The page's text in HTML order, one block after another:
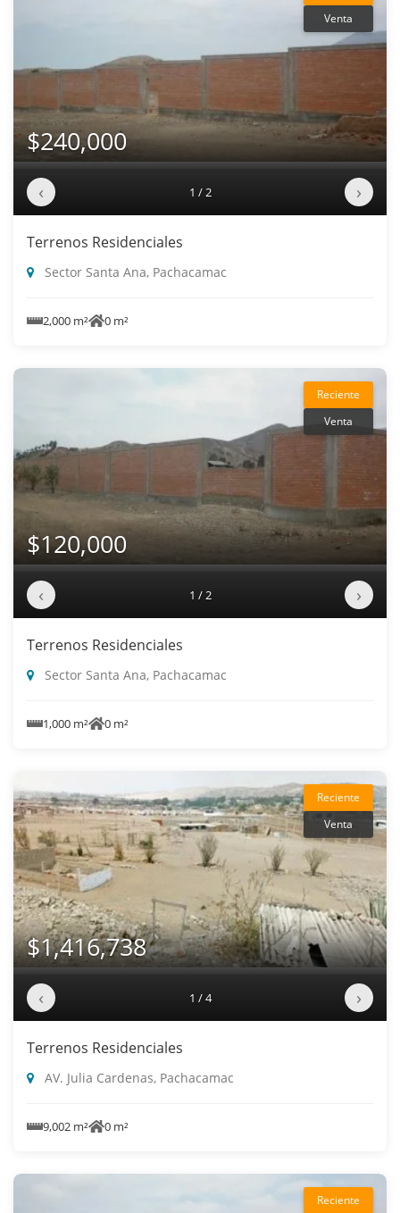
Venta
$240,000
‹ 1 / 2 ›
Terrenos Residenciales
Sector Santa Ana, Pachacamac
2,000 m² 0 m²
Reciente
Venta
$120,000
‹ 1 / 2 ›
Terrenos Residenciales
Sector Santa Ana, Pachacamac
1,000 m² 0 m²
Reciente
Venta
$1,416,738
‹ 1 / 4 ›
Terrenos Residenciales
AV. Julia Cardenas, Pachacamac
9,002 m² 0 m²
Reciente